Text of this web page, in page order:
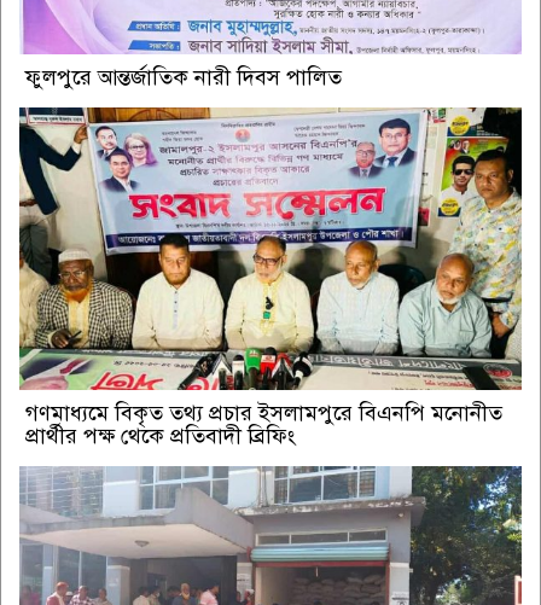
ফুলপুরে আন্তর্জাতিক নারী দিবস পালিত
গণমাধ্যমে বিকৃত তথ্য প্রচার ইসলামপুরে বিএনপি মনোনীত
প্রার্থীর পক্ষ থেকে প্রতিবাদী ব্রিফিং